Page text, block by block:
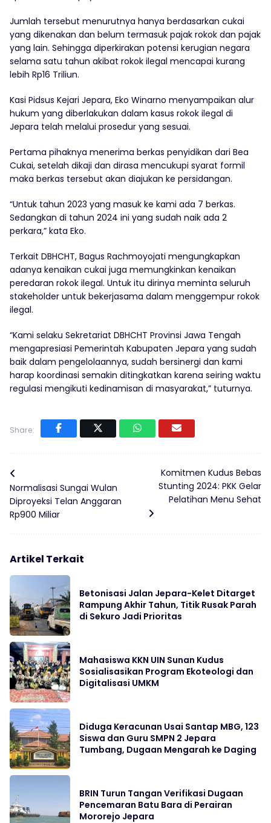
Jumlah tersebut menurutnya hanya berdasarkan cukai
yang dikenakan dan belum termasuk pajak rokok dan pajak
yang lain. Sehingga diperkirakan potensi kerugian negara
selama satu tahun akibat rokok ilegal mencapai kurang
lebih Rp16 Triliun.
Kasi Pidsus Kejari Jepara, Eko Winarno menyampaikan alur
hukum yang diberlakukan dalam kasus rokok ilegal di
Jepara telah melalui prosedur yang sesuai.
Pertama pihaknya menerima berkas penyidikan dari Bea
Cukai, setelah dikaji dan dirasa mencukupi syarat formil
maka berkas tersebut akan diajukan ke persidangan.
“Untuk tahun 2023 yang masuk ke kami ada 7 berkas.
Sedangkan di tahun 2024 ini yang sudah naik ada 2
perkara,” kata Eko.
Terkait DBHCHT, Bagus Rachmoyojati mengungkapkan
adanya kenaikan cukai juga memungkinkan kenaikan
peredaran rokok ilegal. Untuk itu dirinya meminta seluruh
stakeholder untuk bekerjasama dalam menggempur rokok
ilegal.
“Kami selaku Sekretariat DBHCHT Provinsi Jawa Tengah
mengapresiasi Pemerintah Kabupaten Jepara yang sudah
baik dalam pengelolaannya, sudah bersinergi dan kami
harap koordinasi semakin ditingkatkan karena seiring waktu
regulasi mengikuti kedinamisan di masyarakat,” tuturnya.
Share:
Normalisasi Sungai Wulan
Diproyeksi Telan Anggaran
Rp900 Miliar
Komitmen Kudus Bebas
Stunting 2024: PKK Gelar
Pelatihan Menu Sehat
Artikel Terkait
Betonisasi Jalan Jepara-Kelet Ditarget
Rampung Akhir Tahun, Titik Rusak Parah
di Sekuro Jadi Prioritas
Mahasiswa KKN UIN Sunan Kudus
Sosialisasikan Program Ekoteologi dan
Digitalisasi UMKM
Diduga Keracunan Usai Santap MBG, 123
Siswa dan Guru SMPN 2 Jepara
Tumbang, Dugaan Mengarah ke Daging
BRIN Turun Tangan Verifikasi Dugaan
Pencemaran Batu Bara di Perairan
Mororejo Jepara